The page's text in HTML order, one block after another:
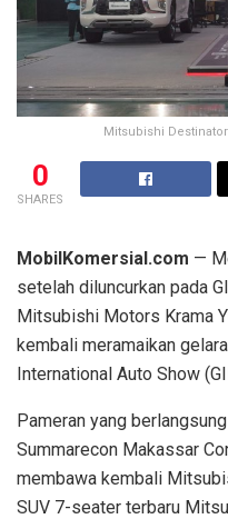
Mitsubishi Destinator
0
SHARES
MobilKomersial.com —
setelah diluncurkan pada
Mitsubishi Motors Krama
kembali meramaikan
International Auto Show
Pameran yang
Summarecon Makassar
membawa kembali
SUV 7-seater terbaru